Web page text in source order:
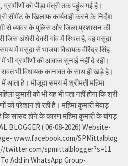
को पीड़ा मंत्री तक पहुंच गई है।
सीमेंट के खिलाफ कार्यवाही करने के निर्देश
से ब्यावर के पुलिस और जिला प्रशासन की
जिस अंधेरी देवरी गांव में स्थित है, वह मसूदा
में मसूदा से भाजपा विधायक वीरेंद्र सिंह
ग्रामीणों की आवाज सुनाई नहीं दे रही।
भी विधायक कानावत के साथ ही खड़े हे।
आता है। मौजूदा समय में श्रीमती महिमा
कुमारी को भी यह भी पता नहीं होगा कि श्री
परेशान हो रही है। महिमा कुमारी मेवाड़
सांसद होने के कारण महिमा कुमारी के बांगड़
BLOGGER ( 06-08-2026) Website-
www.facebook.com/SPMittalblog
twitter.com/spmittalblogger?s=11
Add in WhatsApp Group-